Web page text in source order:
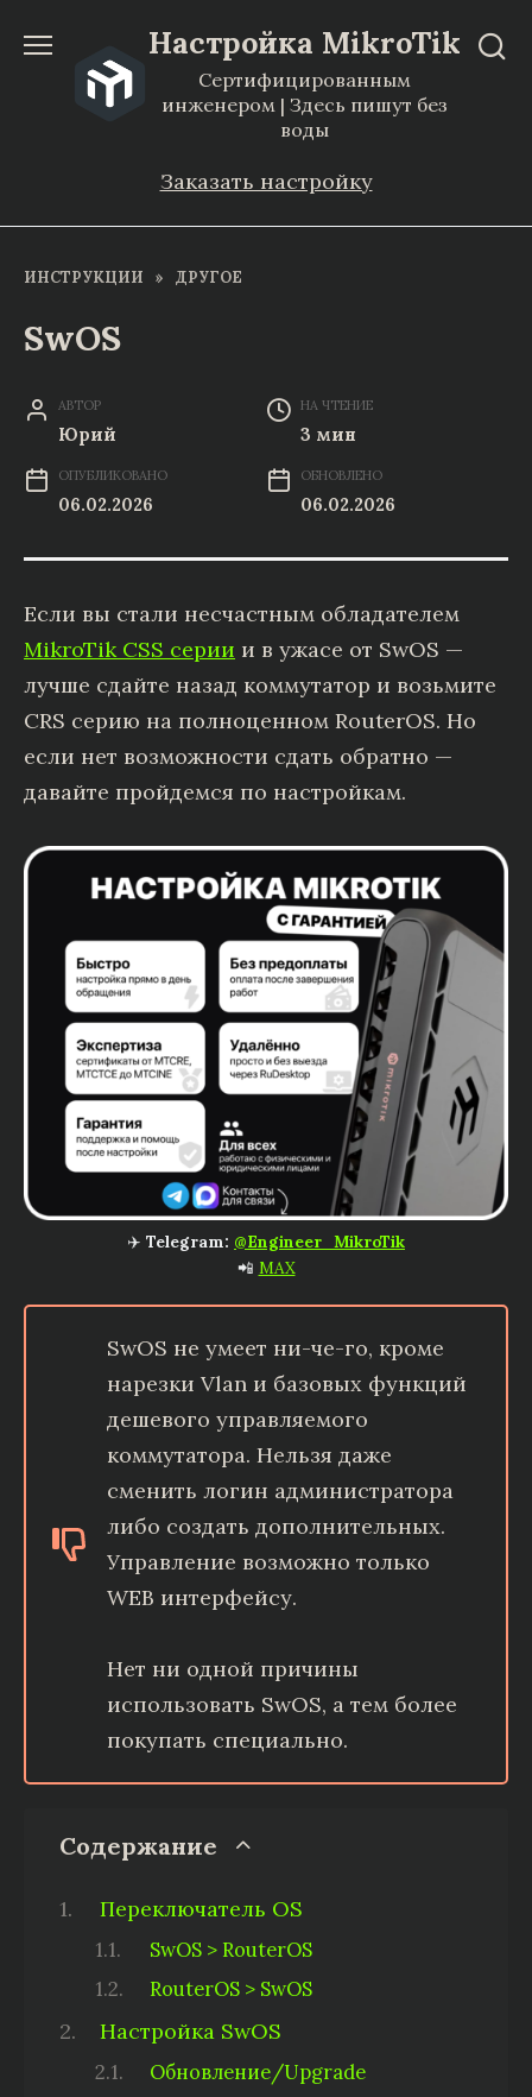
содержанию
Настройка MikroTik
Сертифицированным
инженером | Здесь пишут без
воды
Заказать настройку
ИНСТРУКЦИИ » ДРУГОЕ
SwOS
АВТОР
Юрий
НА ЧТЕНИЕ
3 мин
ОПУБЛИКОВАНО
06.02.2026
ОБНОВЛЕНО
06.02.2026
Если вы стали несчастным обладателем
MikroTik CSS серии и в ужасе от SwOS —
лучше сдайте назад коммутатор и возьмите
CRS серию на полноценном RouterOS. Но
если нет возможности сдать обратно —
давайте пройдемся по настройкам.
✈️ Telegram: @Engineer_MikroTik
📲 MAX
SwOS не умеет ни-че-го, кроме
нарезки Vlan и базовых функций
дешевого управляемого
коммутатора. Нельзя даже
сменить логин администратора
либо создать дополнительных.
Управление возможно только
WEB интерфейсу.
Нет ни одной причины
использовать SwOS, а тем более
покупать специально.
Содержание
Переключатель OS
SwOS > RouterOS
RouterOS > SwOS
Настройка SwOS
Обновление/Upgrade